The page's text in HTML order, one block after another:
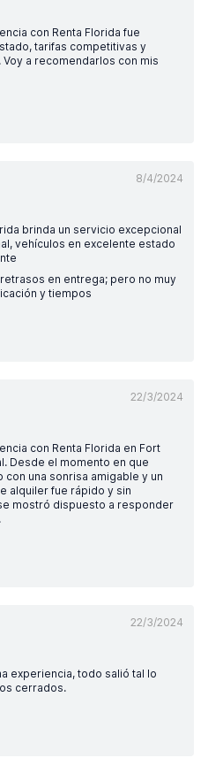
con Renta Florida fue
tarifas competitivas y
a recomendarlos con mis
8/4/2024
brinda un servicio excepcional
vehículos en excelente estado
en entrega; pero no muy
y tiempos
22/3/2024
con Renta Florida en Fort
Desde el momento en que
una sonrisa amigable y un
alquiler fue rápido y sin
mostró dispuesto a responder
22/3/2024
experiencia, todo salió tal lo
cerrados.